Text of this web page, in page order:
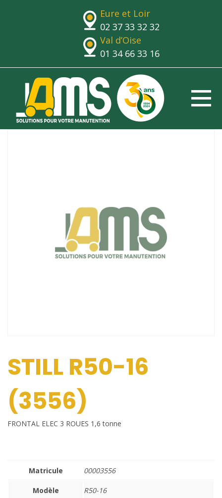
Eure et Loir
02 37 33 32 32
Val d’Oise
01 34 66 33 16
STILL R50-16
(3556)
FRONTAL ELEC 3 ROUES 1,6 tonne
Matricule 00003556
Modèle R50-16